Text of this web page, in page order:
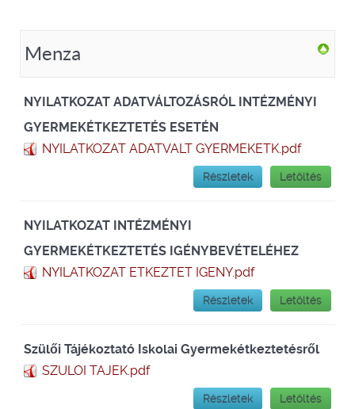
Menza
NYILATKOZAT ADATVÁLTOZÁSRÓL INTÉZMÉNYI
GYERMEKÉTKEZTETÉS ESETÉN
NYILATKOZAT ADATVALT GYERMEKETK.pdf
Letöltés
Részletek
NYILATKOZAT INTÉZMÉNYI
GYERMEKÉTKEZTETÉS IGÉNYBEVÉTELÉHEZ
NYILATKOZAT ETKEZTET IGENY.pdf
Letöltés
Részletek
Szülői Tájékoztató Iskolai Gyermekétkeztetésről
SZULOI TAJEK.pdf
Letöltés
Részletek